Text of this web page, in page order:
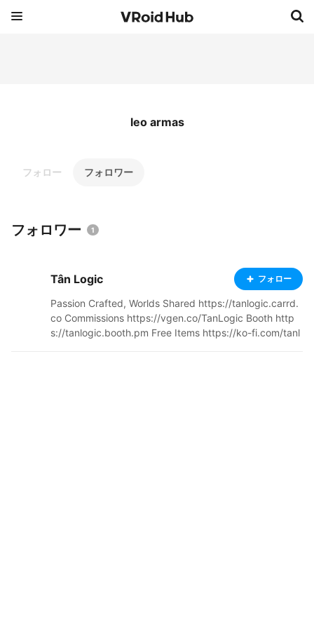
leo armas
フォロー フォロワー
フォロワー 1
Tân Logic フォロー
Passion Crafted, Worlds Shared https://tanlogic.carrd.
co Commissions https://vgen.co/TanLogic Booth http
s://tanlogic.booth.pm Free Items https://ko-fi.com/tanl